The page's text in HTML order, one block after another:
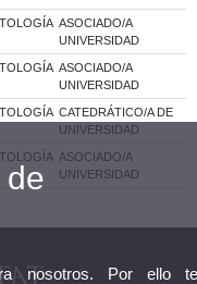
ASOCIADO/A
UNIVERSIDAD
ASOCIADO/A
UNIVERSIDAD
CATEDRÁTICO/A DE
UNIVERSIDAD
ASOCIADO/A
UNIVERSIDAD
nosotros. Por ello